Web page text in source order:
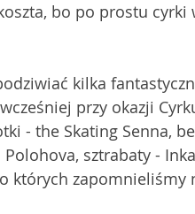
bo po prostu cyrki
kilka
przy okazji
- the Skating Senna,
sztrabaty -
których zapomnieliśmy